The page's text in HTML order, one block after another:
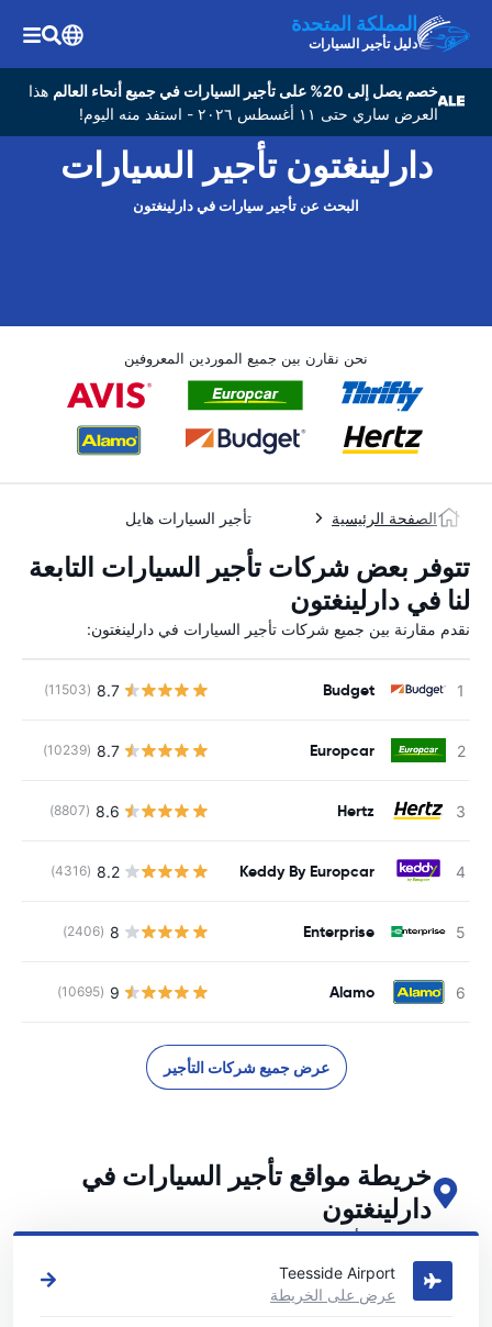
المملكة المتحدة
دليل تأجير السيارات
خصم يصل إلى 20% على تأجير السيارات في جميع أنحاء العالم
هذا
العرض ساري حتى ١١ أغسطس ٢٠٢٦ - استفد منه اليوم!
دارلينغتون تأجير السيارات
البحث عن تأجير سيارات في دارلينغتون
نحن نقارن بين جميع الموردين المعروفين
الصفحة الرئيسية تأجير السيارات هايل
تتوفر بعض شركات تأجير السيارات التابعة
لنا في دارلينغتون
نقدم مقارنة بين جميع شركات تأجير السيارات في دارلينغتون:
Budget
8.7
(11503)
Europcar
8.7
(10239)
Hertz
8.6
(8807)
Keddy By Europcar
8.2
(4316)
Enterprise
8
(2406)
Alamo
9
(10695)
عرض جميع شركات التأجير
خريطة مواقع تأجير السيارات في
دارلينغتون
اطلع على مواقع تأجير السيارات الرئيسية لدينا في دارلينغتون
Teesside Airport
عرض على الخريطة